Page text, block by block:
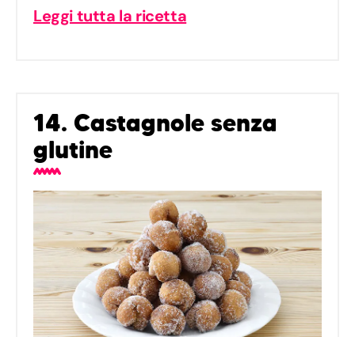
Leggi tutta la ricetta
14. Castagnole senza
glutine